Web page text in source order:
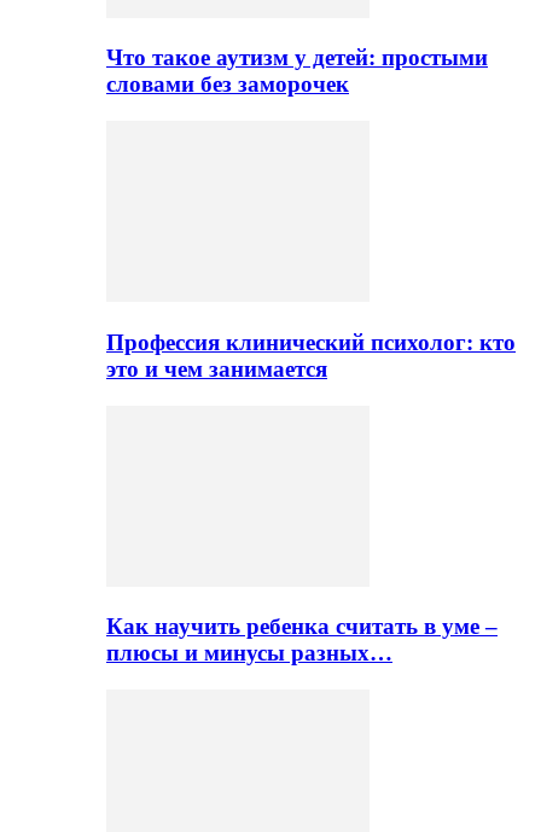
Что такое аутизм у детей: простыми
словами без заморочек
Профессия клинический психолог: кто
это и чем занимается
Как научить ребенка считать в уме –
плюсы и минусы разных…